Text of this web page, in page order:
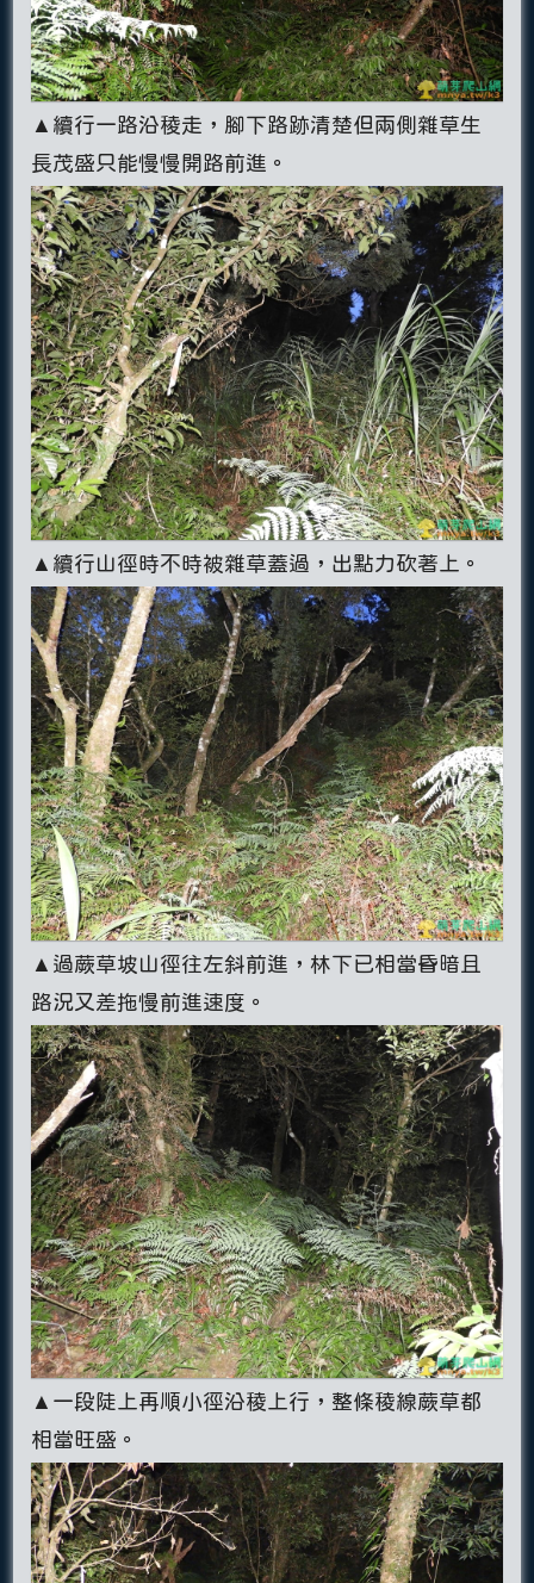
▲續行一路沿稜走，腳下路跡清楚但兩側雜草生
長茂盛只能慢慢開路前進。
▲續行山徑時不時被雜草蓋過，出點力砍著上。
▲過蕨草坡山徑往左斜前進，林下已相當昏暗且
路況又差拖慢前進速度。
▲一段陡上再順小徑沿稜上行，整條稜線蕨草都
相當旺盛。